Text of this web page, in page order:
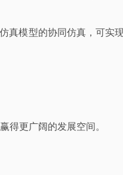
真模型的协同仿真，可实
得更广阔的发展空间。